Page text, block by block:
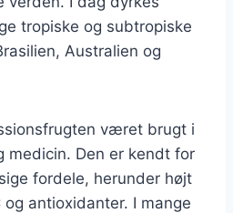
tropiske og subtropiske
Australien og
været brugt i
medicin. Den er kendt for
fordele, herunder højt
antioxidanter. I mange